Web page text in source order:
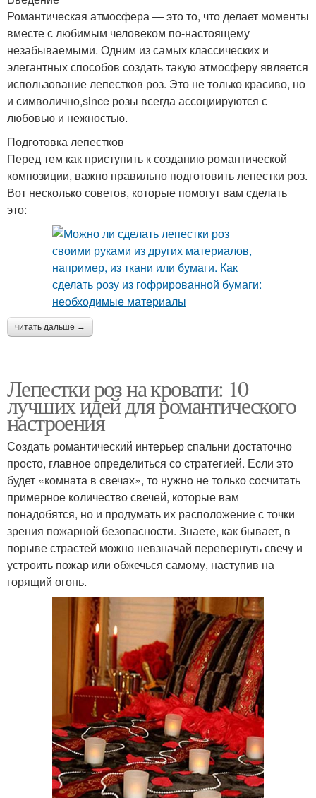
Романтическая атмосфера — это то, что делает моменты
вместе с любимым человеком по-настоящему
незабываемыми. Одним из самых классических и
элегантных способов создать такую атмосферу является
использование лепестков роз. Это не только красиво, но
и символично,since розы всегда ассоциируются с
любовью и нежностью.
Подготовка лепестков
Перед тем как приступить к созданию романтической
композиции, важно правильно подготовить лепестки роз.
Вот несколько советов, которые помогут вам сделать
это:
читать дальше →
Лепестки роз на кровати: 10
лучших идей для романтического
настроения
Создать романтический интерьер спальни достаточно
просто, главное определиться со стратегией. Если это
будет «комната в свечах», то нужно не только сосчитать
примерное количество свечей, которые вам
понадобятся, но и продумать их расположение с точки
зрения пожарной безопасности. Знаете, как бывает, в
порыве страстей можно невзначай перевернуть свечу и
устроить пожар или обжечься самому, наступив на
горящий огонь.